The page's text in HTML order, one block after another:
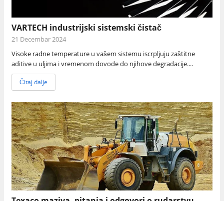
VARTECH industrijski sistemski čistač
21 Decembar 2024
Visoke radne temperature u vašem sistemu iscrpljuju zaštitne
aditive u uljima i vremenom dovode do njihove degradacije....
Čitaj dalje